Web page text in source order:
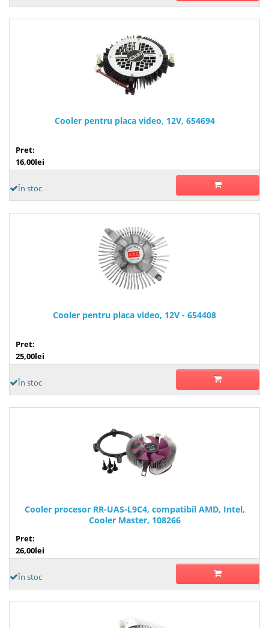
Cooler pentru placa video, 12V, 654694
Pret:
16,00lei
În stoc
Cooler pentru placa video, 12V - 654408
Pret:
25,00lei
În stoc
Cooler procesor RR-UAS-L9C4, compatibil AMD, Intel,
Cooler Master, 108266
Pret:
26,00lei
În stoc